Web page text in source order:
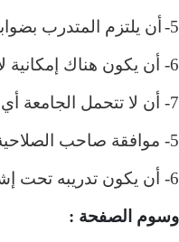
5-
أن يلتزم المتدرب
6- أن يكون هناك إمكانية لاستيعابه للتدريب
7- أن لا تتحمل الجامعة أي اعبأ مادية
5- موافقة صاحب الصلاحية
6- أن يكون تدريبه تحت إشراف الكلية المباشر
وسوم الصفحة :